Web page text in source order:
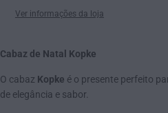
Ver informações da loja
Cabaz de Natal Kopke
O cabaz Kopke é o presente perfeito
de elegância e sabor.